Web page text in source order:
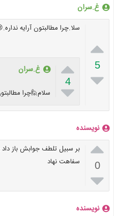
غ.سران

5

سلا.چرا مطالبتون آرایه

4

غ.سران
سلام🙋چرا
نویسنده

0

بر سبیل تلطف جوابش باز
سفاهت نهاد
نویسنده